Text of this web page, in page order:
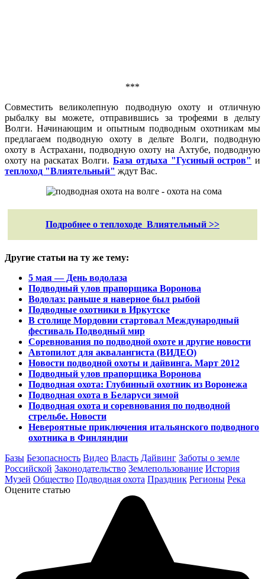
***
Совместить великолепную подводную охоту и отличную
рыбалку вы можете, отправившись за трофеями в дельту
Волги. Начинающим и опытным подводным охотникам мы
предлагаем подводную охоту в дельте Волги, подводную
охоту в Астрахани, подводную охоту на Ахтубе, подводную
охоту на раскатах Волги. База отдыха "Гусиный остров" и
теплоход "Влиятельный" ждут Вас.
Подробнее о теплоходе Влиятельный >>
Другие статьи на ту же тему:
5 мая — День водолаза
Подводный улов прапорщика Воронова
Водолаз: раньше я наверное был рыбой
Подводные охотники в Иркутске
В столице Мордовии стартовал Международный
фестиваль Подводный мир
Соревнования по подводной охоте и другие новости
Автопилот для аквалангиста (ВИДЕО)
Новости подводной охоты и дайвинга. Март 2012
Подводный улов прапорщика Воронова
Подводная охота: Глубинный охотник из Воронежа
Подводная охота в Беларуси зимой
Подводная охота и соревнования по подводной
стрельбе. Новости
Невероятные приключения итальянского подводного
охотника в Финляндии
Базы Безопасность Видео Власть Дайвинг Заботы о земле
Российской Законодательство Землепользование История
Музей Общество Подводная охота Праздник Регионы Река
Оцените статью